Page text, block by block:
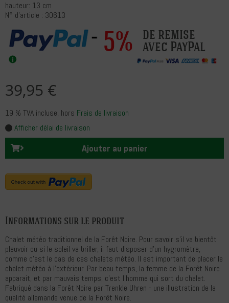
hauteur: 13 cm
N° d'article : 30613
5% de remise
avec PayPal
39,95 €
19 % TVA incluse, hors Frais de livraison
Afficher délai de livraison
Ajouter au panier
Informations sur le produit
Chalet météo traditionnel de la Forêt Noire. Pour savoir s'il va bientôt
pleuvoir ou si le soleil va briller, il faut disposer d'un hygromètre,
comme c'est le cas de ces chalets météo. Il est important de placer le
chalet météo à l'extérieur. Par beau temps, la femme de la Forêt Noire
apparait, et par mauvais temps, c'est l'homme qui sort du chalet.
Fabriqué dans la Forêt Noire par Trenkle Uhren - une illustration de la
qualité allemande venue de la Forêt Noire.